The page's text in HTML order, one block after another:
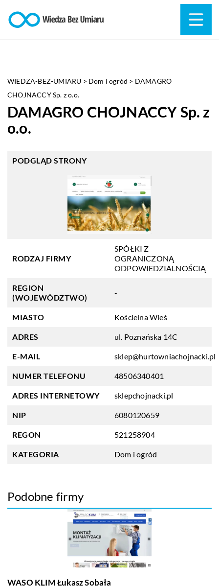
WIEDZA-BEZ-UMIARU > Dom i ogród > DAMAGRO
CHOJNACCY Sp. z o.o.
DAMAGRO CHOJNACCY Sp. z
o.o.
PODGLĄD STRONY
RODZAJ FIRMY
SPÓŁKI Z
OGRANICZONĄ
ODPOWIEDZIALNOŚCIĄ
REGION
(WOJEWÓDZTWO)
-
MIASTO Kościelna Wieś
ADRES ul. Poznańska 14C
E-MAIL sklep@hurtowniachojnacki.pl
NUMER TELEFONU 48506340401
ADRES INTERNETOWY sklepchojnacki.pl
NIP 6080120659
REGON 521258904
KATEGORIA Dom i ogród
Podobne firmy
WASO KLIM Łukasz Sobała